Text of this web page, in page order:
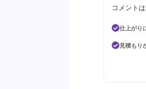
コメント
仕上がり
見積もり